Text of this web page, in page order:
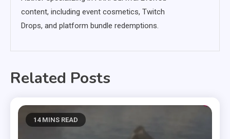
content, including event cosmetics, Twitch
Drops, and platform bundle redemptions.
Related Posts
14 MINS READ